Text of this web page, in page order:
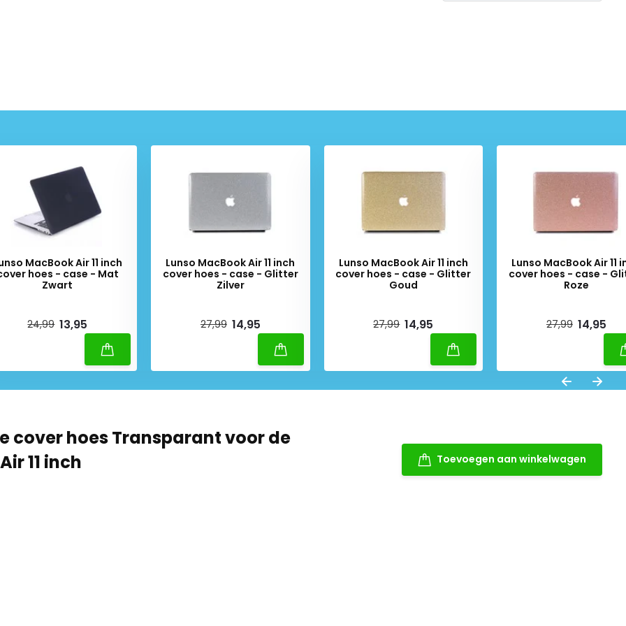
MacBook Air 11 inch
hoes - case - Mat
Zwart
24,99 13,95
Lunso MacBook Air 11 inch
cover hoes - case - Glitter
Zilver
27,99 14,95
Lunso MacBook Air 11 inch
cover hoes - case - Glitter
Goud
27,99 14,95
Lunso MacBook Air 11
cover hoes - case -
Roze
27,99 14,95
cover hoes Transparant voor de
11 inch
Toevoegen aan winkelwagen